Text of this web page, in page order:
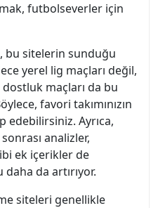
futbolseverler için
bu sitelerin sunduğu
yerel lig maçları değil,
maçları da bu
favori takımınızın
edebilirsiniz. Ayrıca,
analizler,
ek içerikler de
da artırıyor.
siteleri genellikle